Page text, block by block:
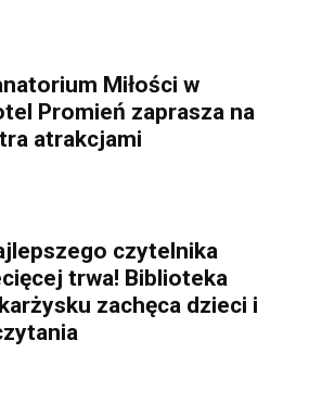
Miłości w
Promień zaprasza na
atrakcjami
czytelnika
trwa! Biblioteka
zachęca dzieci i